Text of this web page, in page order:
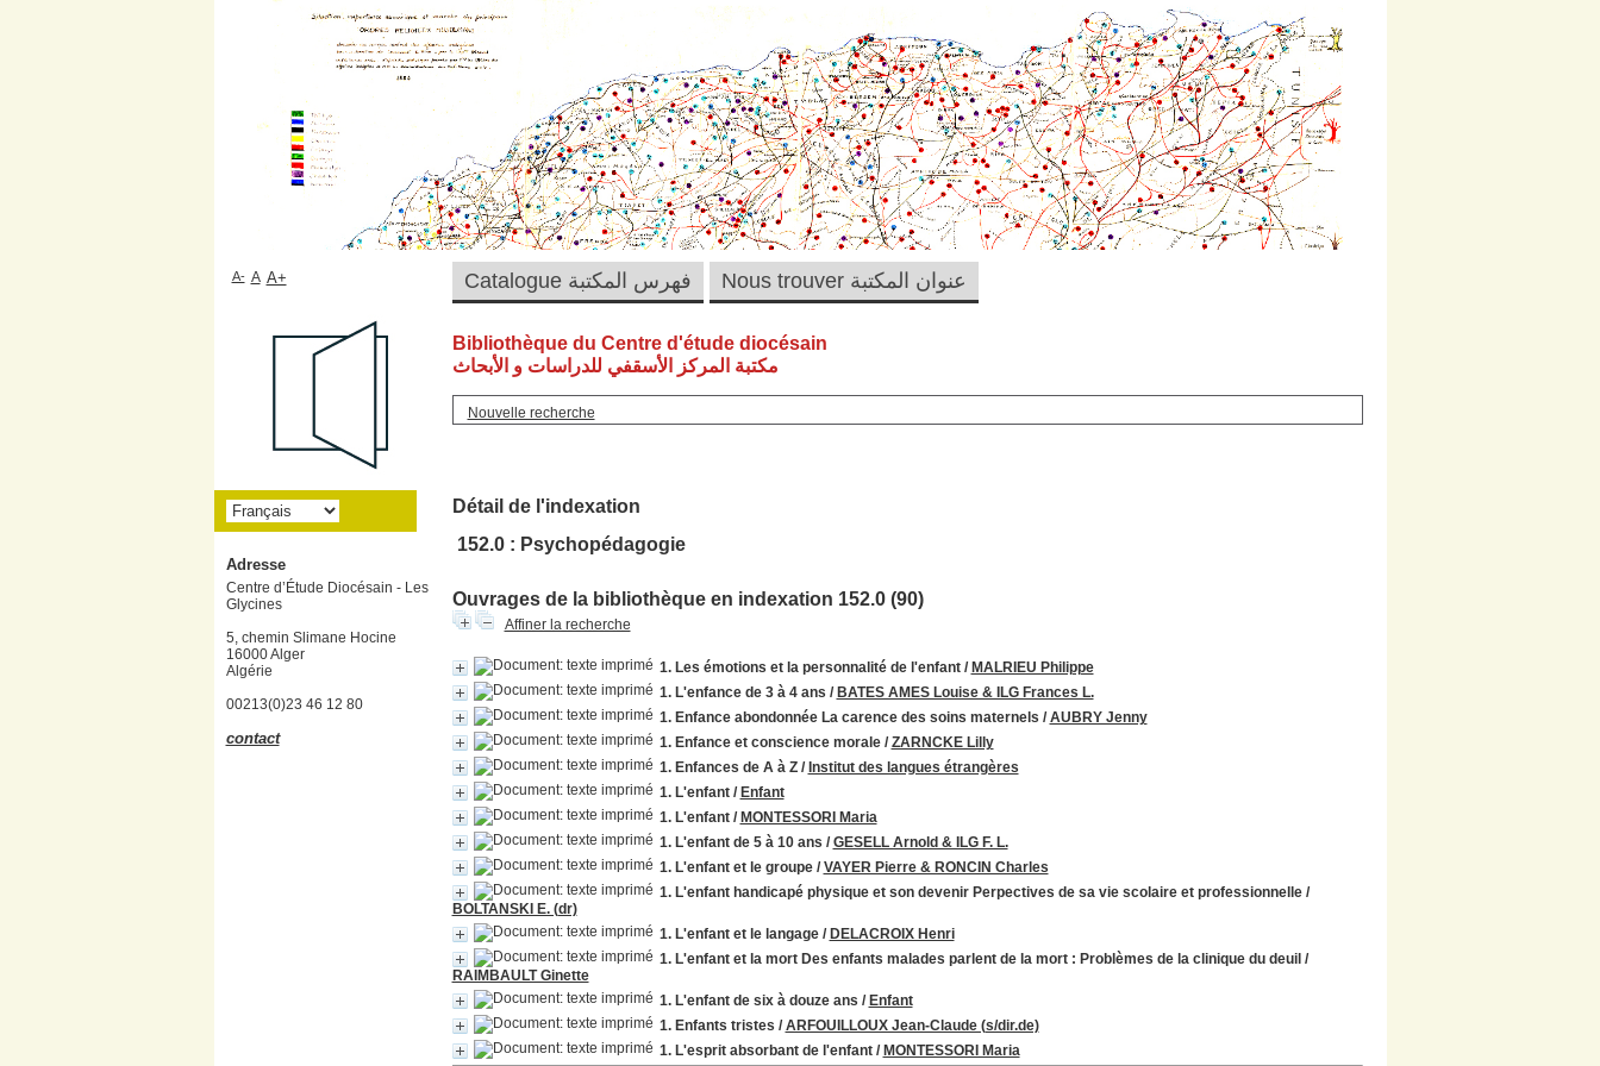
Bibliothèque du Centre d'étude diocésain
مكتبة المركز الأسقفي للدراسات و الأبحاث
Nouvelle recherche
Détail de l'indexation
152.0 : Psychopédagogie
Ouvrages de la bibliothèque en indexation 152.0 (90)
Affiner la recherche
1. Les émotions et la personnalité de l'enfant/ MALRIEU Philippe
1. L'enfance de 3 à 4 ans / BATES AMES Louise & ILG Frances L.
1. Enfance abondonnée La carence des soins maternels /AUBRY Jenny
1. Enfance et conscience morale/ZARNCKE Lilly
1. Enfances de A à Z/ Institut des langues étrangères
1. L'enfant/ Enfant
1. L'enfant/ MONTESSORI Maria
1. L'enfant de 5 à 10 ans /GESELL Arnold & ILG F. L.
1. L'enfant et le groupe/VAYER Pierre & RONCIN Charles
1. L'enfant handicapé physique et son devenir Perpectives de sa vie scolaire et professionnelle/
BOLTANSKI E. (dr)
1. L'enfant et le langage/ DELACROIX Henri
1. L'enfant et la mort Des enfants malades parlent de la mort : Problèmes de la clinique du deuil /
RAIMBAULT Ginette
1. L'enfant de six à douze ans / Enfant
1. Enfants tristes /ARFOUILLOUX Jean-Claude (s/dir.de)
1. L'esprit absorbant de l'enfant/ MONTESSORI Maria
Catalogue فهرس المكتبة Nous trouver عنوان المكتبة A- A A+
Adresse
Centre d’Étude Diocésain - Les
Glycines
5, chemin Slimane Hocine
16000 Alger
Algérie
00213(0)23 46 12 80
contact